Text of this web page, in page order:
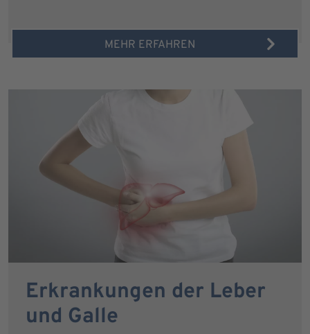
MEHR ERFAHREN
Erkrankungen der Leber
und Galle